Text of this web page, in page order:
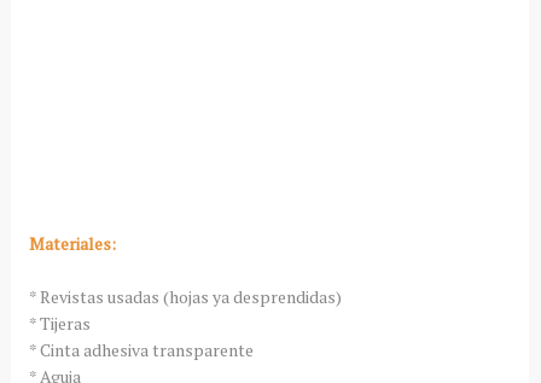
Materiales:
* Revistas usadas (hojas ya desprendidas)
* Tijeras
* Cinta adhesiva transparente
* Aguja